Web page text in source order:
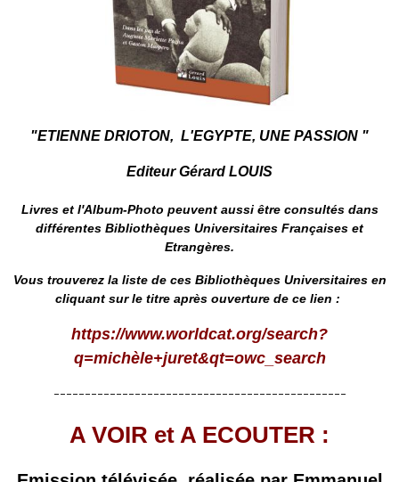
"ETIENNE DRIOTON, L'EGYPTE, UNE PASSION "
Editeur Gérard LOUIS
Livres et l'Album-Photo peuvent aussi être consultés dans
différentes Bibliothèques Universitaires Françaises et
Etrangères.
Vous trouverez la liste de ces Bibliothèques Universitaires en
cliquant sur le titre après ouverture de ce lien :
https://www.worldcat.org/search?
q=michèle+juret&qt=owc_search
-----------------------------------------------
A VOIR et A ECOUTER :